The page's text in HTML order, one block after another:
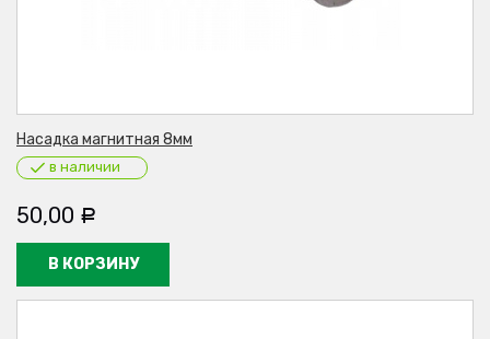
Насадка магнитная 8мм
в наличии
50,00 Р
В КОРЗИНУ